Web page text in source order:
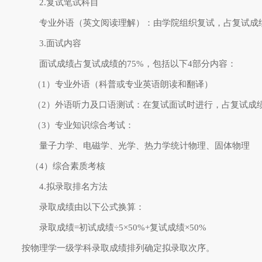
2.复试笔试科目
专业外语（英文阅读理解）：由学院组织复试，占复试成
3.面试内容
面试成绩占复试成绩的75% ，包括以下4部分内容：
（1）专业外语（科普或专业英语朗读和翻译）
（2）外语听力及口语测试：在复试面试时进行，占复试成
（3）专业知识综合考试：
量子力学、电磁学、光学、热力学统计物理、固体物理
（4）综合素质考核
4.拟录取排名方法
录取成绩由以下公式换算：
录取成绩=初试成绩÷5×50%+复试成绩×50%
按物理学一级学科录取成绩排列确定拟录取次序。